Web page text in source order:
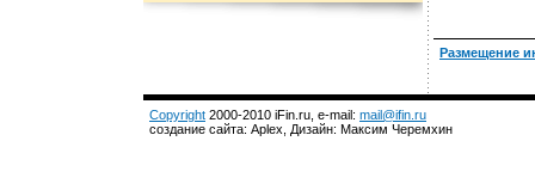
Размещение
Copyright 2000-2010 iFin.ru, e-mail: mail@ifin.ru
создание сайта: Aplex, Дизайн: Максим Черемхин